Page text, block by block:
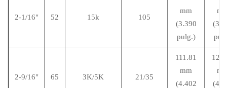
2-1/16" 52 15k 105
mm
(3.390
pulg.)
2-9/16" 65 3K/5K 21/35
111.81
mm
(4.402